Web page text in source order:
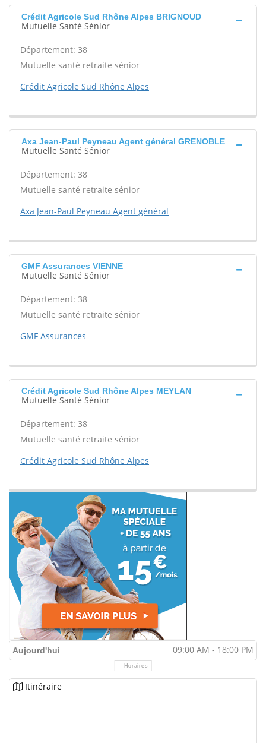
Crédit Agricole Sud Rhône Alpes BRIGNOUD
Mutuelle Santé Sénior
Département: 38
Mutuelle santé retraite sénior
Crédit Agricole Sud Rhône Alpes
Axa Jean-Paul Peyneau Agent général GRENOBLE
Mutuelle Santé Sénior
Département: 38
Mutuelle santé retraite sénior
Axa Jean-Paul Peyneau Agent général
GMF Assurances VIENNE
Mutuelle Santé Sénior
Département: 38
Mutuelle santé retraite sénior
GMF Assurances
Crédit Agricole Sud Rhône Alpes MEYLAN
Mutuelle Santé Sénior
Département: 38
Mutuelle santé retraite sénior
Crédit Agricole Sud Rhône Alpes
Aujourd'hui 09:00 AM - 18:00 PM
Horaires
Itinéraire